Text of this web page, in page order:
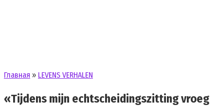
Главная » LEVENS VERHALEN
«Tijdens mijn echtscheidingszitting vroeg